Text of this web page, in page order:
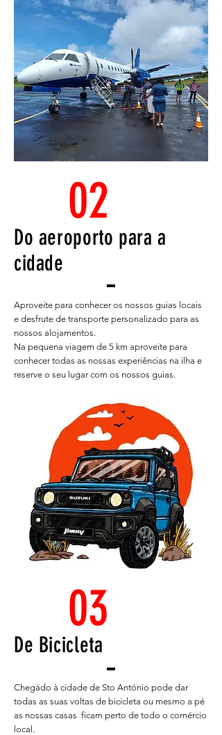
02
Do aeroporto para a
cidade
Aproveite para conhecer os nossos guias locais
e desfrute de transporte personalizado para as
nossos alojamentos.
Na pequena viagem de 5 km aproveite para
conhecer todas as nossas experiências na ilha e
reserve o seu lugar com os nossos guias.
03
De Bicicleta
Chegádo à cidade de Sto António pode dar
todas as suas voltas de bicicleta ou mesmo a pé
as nossas casas ficam perto de todo o comércio
local.